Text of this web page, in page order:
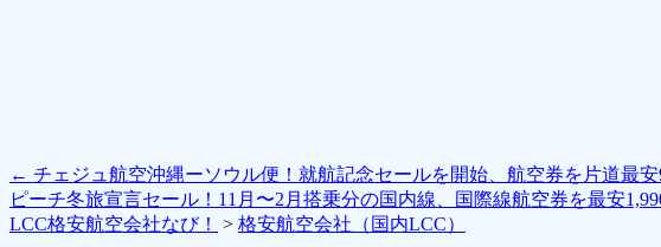
← チェジュ航空沖縄ーソウル便！就航記念セールを開始、航空券を片道最
ピーチ冬旅宣言セール！11月〜2月搭乗分の国内線、国際線航空券を最安
LCC格安航空会社なび！
> 格安航空会社（国内LCC）